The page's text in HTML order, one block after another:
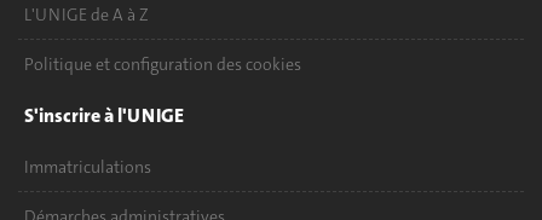
L'UNIGE de A à Z
Politique et configuration des cookies
S'inscrire à l'UNIGE
Immatriculations